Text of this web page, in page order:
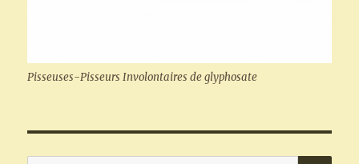
Pisseuses-Pisseurs Involontaires de glyphosate